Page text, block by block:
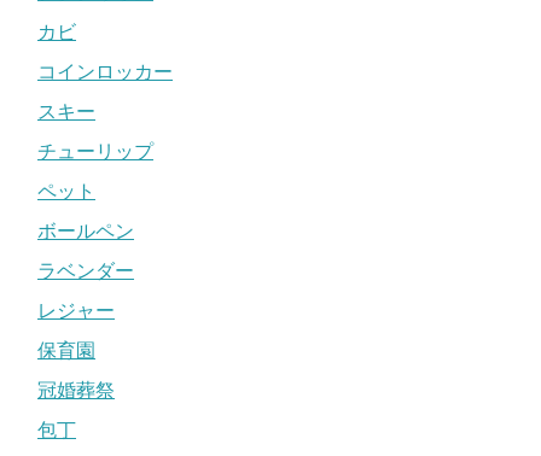
カビ
コインロッカー
スキー
チューリップ
ペット
ボールペン
ラベンダー
レジャー
保育園
冠婚葬祭
包丁